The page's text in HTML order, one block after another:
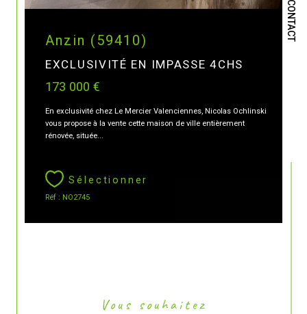
CONTACT
Anzin (59410)
EXCLUSIVITÉ EN IMPASSE 4CHS
173 000 €
En exclusivité chez Le Mercier Valenciennes, Nicolas Ochlinski
vous propose à la vente cette maison de ville entièrement
rénovée, située...
Sélectionner
Réf : NO2745
Vous souhaitez